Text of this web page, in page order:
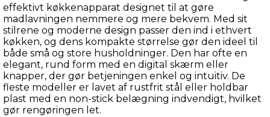
effektivt køkkenapparat designet til at gøre
madlavningen nemmere og mere bekvem. Med sit
stilrene og moderne design passer den ind i ethvert
køkken, og dens kompakte størrelse gør den ideel til
både små og store husholdninger. Den har ofte en
elegant, rund form med en digital skærm eller
knapper, der gør betjeningen enkel og intuitiv. De
fleste modeller er lavet af rustfrit stål eller holdbar
plast med en non-stick belægning indvendigt, hvilket
gør rengøringen let.